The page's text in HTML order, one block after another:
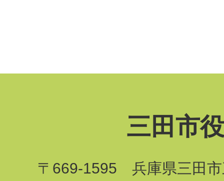
三田市
〒669-1595 兵庫県三田市